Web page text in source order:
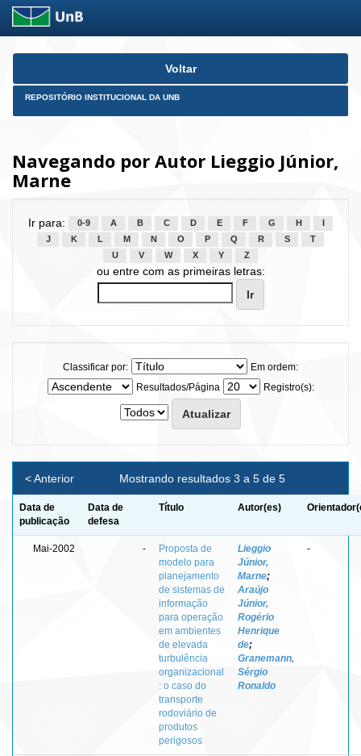
Skip
Voltar
REPOSITÓRIO INSTITUCIONAL DA UNB
Navegando por Autor Lieggio Júnior,
Marne
Ir para: 0-9 A B C D E F G H
J
K L M N O P Q R S
T
U
V W X Y Z
ou entre com as primeiras letras:
Classificar por:
Em ordem:
Resultados/Página
Registro(s):
Mostrando resultados 3 a 5 de 5
< Anterior
Data de
publicação
Data de
defesa
Título Autor(es)
Mai-2002 -
Proposta de
modelo para
planejamento
de sistemas de
informação
para operação
em ambientes
de elevada
turbulência
organizacional
: o caso do
transporte
rodoviário de
produtos
perigosos
Lieggio
Júnior,
Marne;
Araújo
Júnior,
Rogério
Henrique
de;
Granemann,
Sérgio
Ronaldo
-